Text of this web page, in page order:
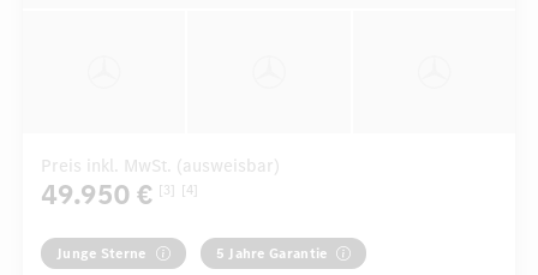
Preis inkl. MwSt. (ausweisbar)
49.950 € [3] [4]
Junge Sterne 5 Jahre Garantie